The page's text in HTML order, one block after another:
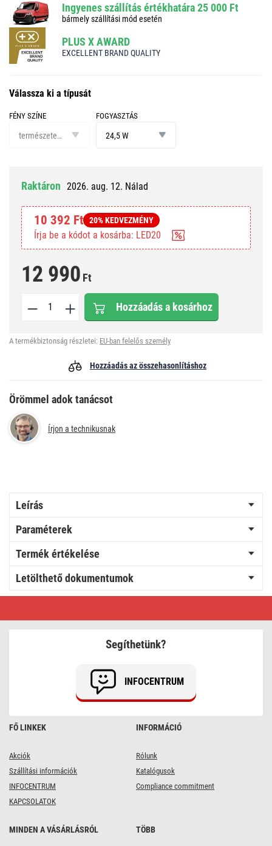
Ingyenes szállítás értékhatára 25 000 Ft
bármely szállítási mód esetén
PLUS X AWARD
EXCELLENT BRAND QUALITY
Válassza ki a típusát
FÉNY SZÍNE
színe
természetes fehér
FOGYASZTÁS
24,5 W
Raktáron 2026. aug. 12. Nálad
10 392 Ft 20% KEDVEZMÉNY
Írja be a kódot a kosárba: LED20
12 990 Ft
Hozzáadás a kosárhoz
A termékbiztonság részletei: EU-ban felelős személy
Hozzáadás az összehasonlításhoz
Örömmel adok tanácsot
Írjon a technikusnak
Leírás
Paraméterek
Termék értékelése
Letölthető dokumentumok
LED
FŐ LINKEK
Akciók
Szállítási információk
INFOCENTRUM
KAPCSOLATOK
INFORMÁCIÓ
Rólunk
Katalógusok
Compliance commitment
MINDEN A VÁSÁRLÁSRÓL TÖBB
Segíthetünk?
INFOCENTRUM